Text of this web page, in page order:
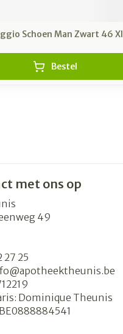
Schoen Man Zwart 46 Xl
Bestel
met ons op
49
27 25
apotheektheunis.be
Dominique Theunis
BE0888884541